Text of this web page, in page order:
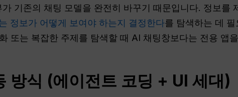
기존의 채팅 모델을 완전히 바꾸기 때문입니다. 정보를
정보가 어떻게 보여야 하는지 결정한다를 탐색하는 데
또는 복잡한 주제를 탐색할 때 AI 채팅창보다는 전용 앱
방식 (에이전트 코딩 + UI 세대)